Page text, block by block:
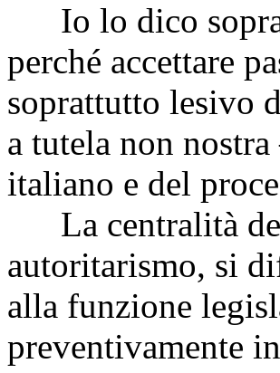
Io lo dico
perché accettare
soprattutto lesivo
a tutela non
italiano e del
La centralità del
autoritarismo, si
alla funzione
preventivamente